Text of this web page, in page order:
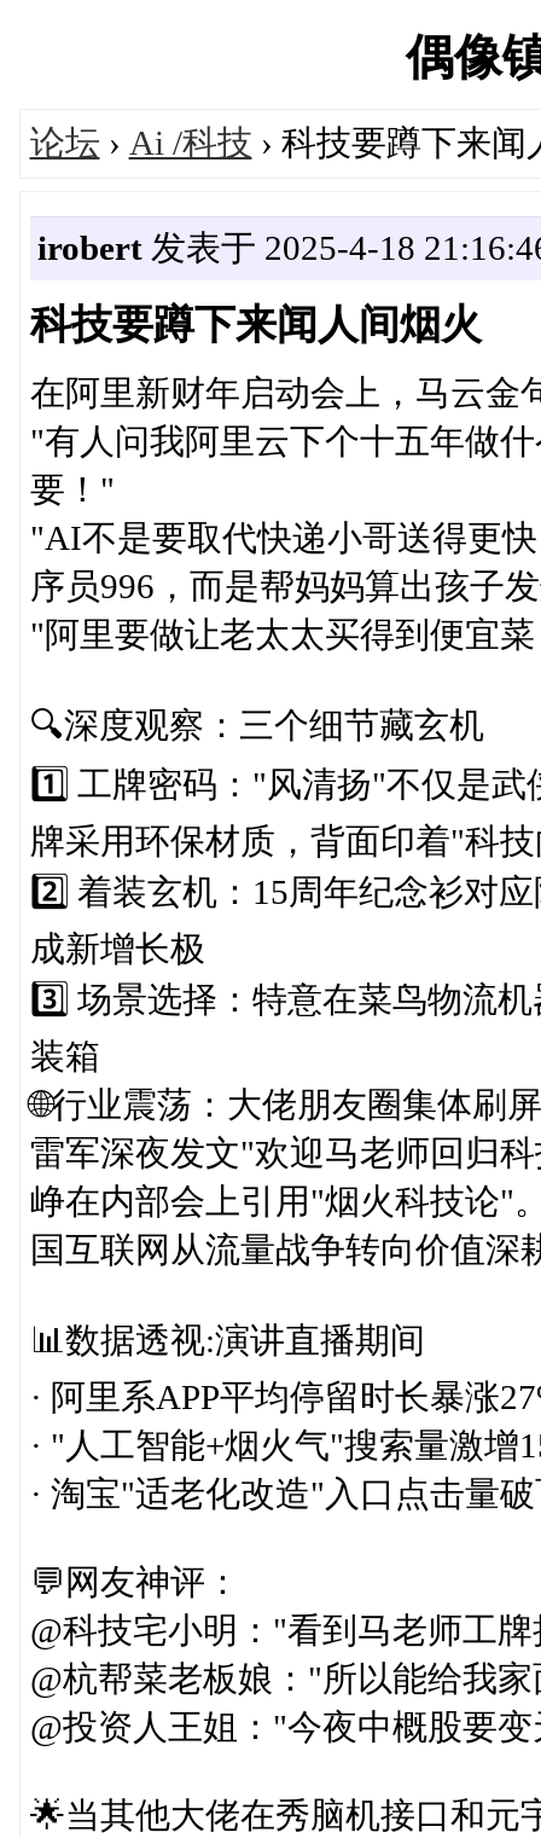
偶像
论坛 › Ai /科技 › 科技要蹲下来闻
irobert发表于 2025-4-18
科技要蹲下来闻人间烟火
在阿里新财年启动会上，马云金
"有人问我阿里云下个十五年做
要！"
"AI不是要取代快递小哥送得更
序员996，而是帮妈妈算出孩子
"阿里要做让老太太买得到便宜
🔍深度观察：三个细节藏玄机
1️⃣ 工牌密码："风清扬"不仅是
牌采用环保材质，背面印着"科
2️⃣ 着装玄机：15周年纪念衫对
成新增长极
3️⃣ 场景选择：特意在菜鸟物流
装箱
🌐行业震荡：大佬朋友圈集体刷屏
雷军深夜发文"欢迎马老师回归
峥在内部会上引用"烟火科技论"
国互联网从流量战争转向价值深
📊数据透视:演讲直播期间
· 阿里系APP平均停留时长暴涨
· "人工智能+烟火气"搜索量激增
· 淘宝"适老化改造"入口点击量
💬网友神评：
@科技宅小明："看到马老师工
@杭帮菜老板娘："所以能给我
@投资人王姐："今夜中概股要
🌟当其他大佬在秀脑机接口和元